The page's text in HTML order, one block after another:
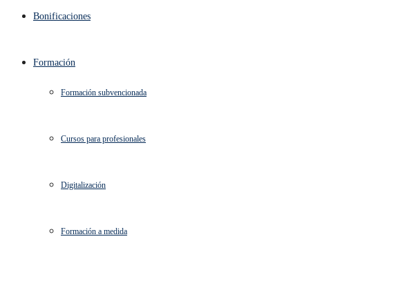
Bonificaciones
Formación
Formación subvencionada
Cursos para profesionales
Digitalización
Formación a medida